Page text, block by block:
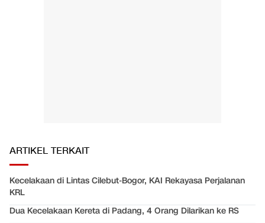
ARTIKEL TERKAIT
Kecelakaan di Lintas Cilebut-Bogor, KAI Rekayasa Perjalanan
KRL
Dua Kecelakaan Kereta di Padang, 4 Orang Dilarikan ke RS